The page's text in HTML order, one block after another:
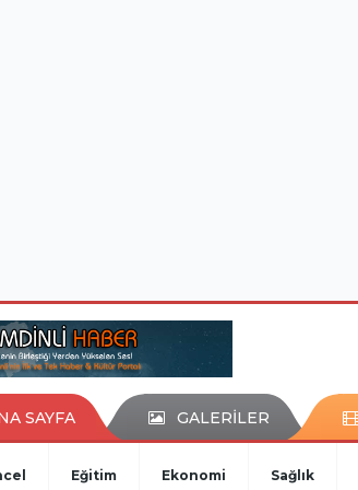
SAYFA GALERİLER
Eğitim Ekonomi Sağlık